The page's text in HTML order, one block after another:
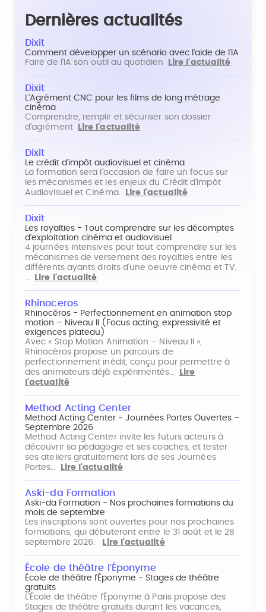
Dernières actualités
Dixit
Comment développer un scénario avec l'aide de l'IA
Faire de l'IA son outil au quotidien
Lire l'actualité
Dixit
L'Agrément CNC pour les films de long métrage
cinéma
Comprendre, remplir et sécuriser son dossier
d'agrément
Lire l'actualité
Dixit
Le crédit d'impôt audiovisuel et cinéma
La formation sera l'occasion de faire un focus sur
les mécanismes et les enjeux du Crédit d'Impôt
Audiovisuel et Cinéma.
Lire l'actualité
Dixit
Les royalties - Tout comprendre sur les décomptes
d'exploitation cinéma et audiovisuel
4 journées intensives pour tout comprendre sur les
mécanismes de versement des royalties entre les
différents ayants droits d'une oeuvre cinéma et TV,
…
Lire l'actualité
Rhinoceros
Rhinocéros - Perfectionnement en animation stop
motion – Niveau II (Focus acting, expressivité et
exigences plateau)
Avec « Stop Motion Animation – Niveau II »,
Rhinocéros propose un parcours de
perfectionnement inédit, conçu pour permettre à
des animateurs déjà expérimentés…
Lire
l'actualité
Method Acting Center
Method Acting Center - Journées Portes Ouvertes –
Septembre 2026
Method Acting Center invite les futurs acteurs à
découvrir sa pédagogie et ses coaches, et tester
ses ateliers gratuitement lors de ses Journées
Portes…
Lire l'actualité
Aski-da Formation
Aski-da Formation - Nos prochaines formations du
mois de septembre
Les inscriptions sont ouvertes pour nos prochaines
formations, qui débuteront entre le 31 août et le 28
septembre 2026.
Lire l'actualité
École de théâtre l'Éponyme
École de théâtre l'Éponyme - Stages de théâtre
gratuits
L'École de théâtre l'Éponyme à Paris propose des
Stages de théâtre gratuits durant les vacances,